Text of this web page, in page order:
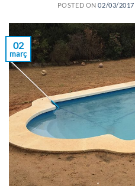
POSTED ON02/03/2017
02
març